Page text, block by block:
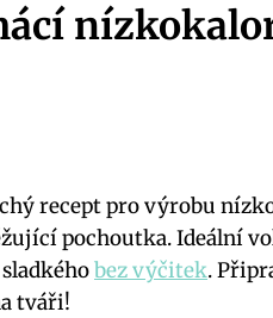
recept pro výrobu
pochoutka. Ideální
bez výčitek.
tváři!